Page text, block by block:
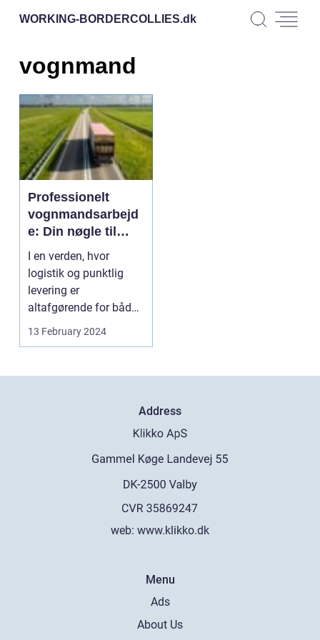
WORKING-BORDERCOLLIES.dk
vognmand
Professionelt
vognmandsarbejd
e: Din nøgle til
effektiv transport
I en verden, hvor
logistik og punktlig
levering er
altafgørende for både
private og erhvervsliv,
13 February 2024
Address
web: www.klikko.dk
Menu
Ads
About Us